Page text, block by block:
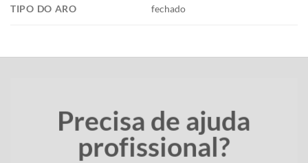
TIPO DO ARO fechado
Precisa de ajuda
profissional?